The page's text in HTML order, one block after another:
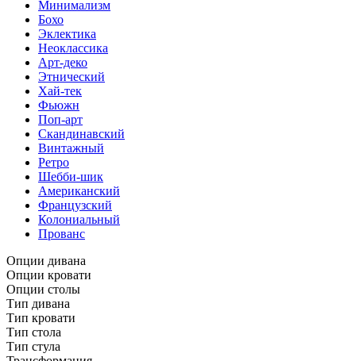
Минимализм
Бохо
Эклектика
Неоклассика
Арт-деко
Этнический
Хай-тек
Фьюжн
Поп-арт
Скандинавский
Винтажный
Ретро
Шебби-шик
Американский
Французский
Колониальный
Прованс
Опции дивана
Опции кровати
Опции столы
Тип дивана
Тип кровати
Тип стола
Тип стула